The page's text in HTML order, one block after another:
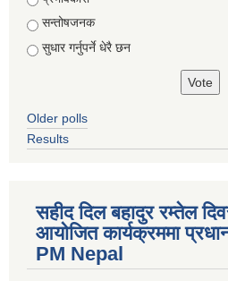
सन्तोषजनक
सुधार गर्नुपर्ने धेरै छन
Older polls
Results
सहीद दिल बहादुर रम्तेल
आयोजित कार्यक्रममा
PM Nepal